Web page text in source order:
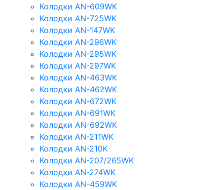
Колодки AN-609WK
Колодки AN-725WK
Колодки AN-147WK
Колодки AN-296WK
Колодки AN-295WK
Колодки AN-297WK
Колодки AN-463WK
Колодки AN-462WK
Колодки AN-672WK
Колодки AN-691WK
Колодки AN-692WK
Колодки AN-211WK
Колодки AN-210K
Колодки AN-207/265WK
Колодки AN-274WK
Колодки AN-459WK